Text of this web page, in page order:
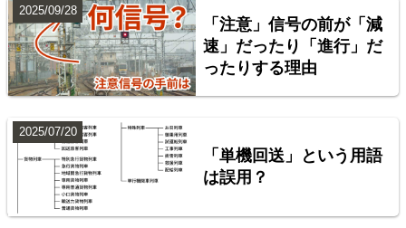
配線略図で辿る首都圏の回送列車2 特急型車両編
楽天市場 書泉 BOOTH
「注意」信号の前が「減
速」だったり「進行」だ
ったりする理由
2025/09/28
「単機回送」という用語
は誤用？
2025/07/20